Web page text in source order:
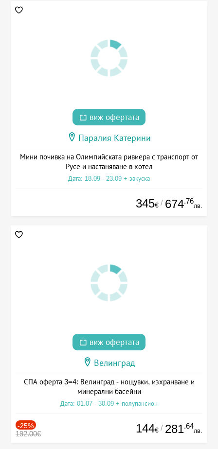
виж офертата
Паралия Катерини
Мини почивка на Олимпийската ривиера с транспорт от
Русе и настаняване в хотел
Дата: 18.09 - 23.09 + закуска
345€ / 674.76
лв.
виж офертата
Велинград
СПА оферта 3=4: Велинград - нощувки, изхранване и
минерални басейни
Дата: 01.07 - 30.09 + полупансион
-25%
192.00€ 144€ / 281.64
лв.